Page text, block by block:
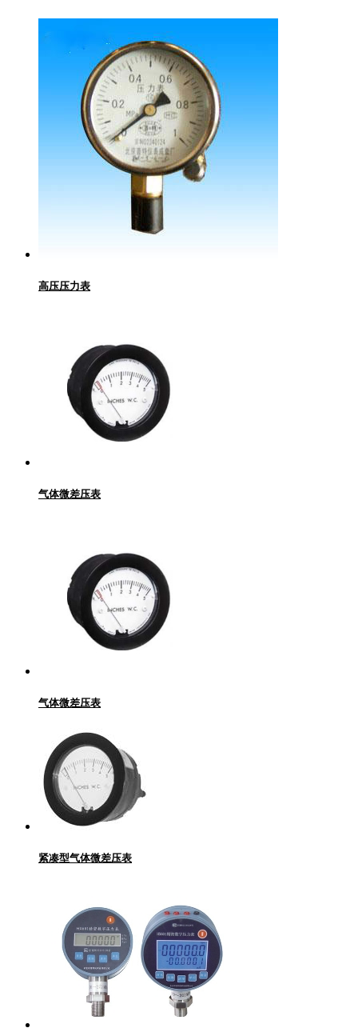
高压压力表
气体微差压表
气体微差压表
紧凑型气体微差压表